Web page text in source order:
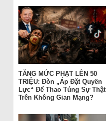
TĂNG MỨC PHẠT LÊN 50
TRIỆU: Đòn „Áp Đặt Quyền
Lực“ Để Thao Túng Sự Thật
Trên Không Gian Mạng?